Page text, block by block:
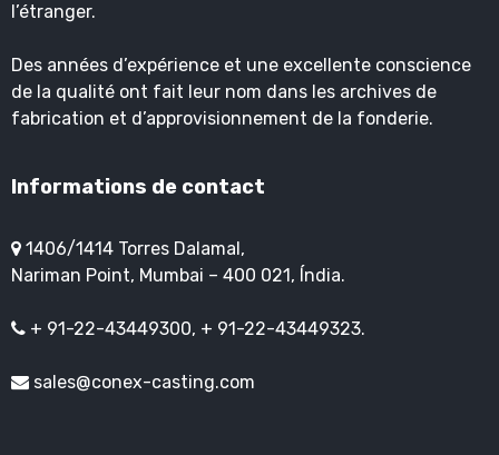
l’étranger.
Des années d’expérience et une excellente conscience
de la qualité ont fait leur nom dans les archives de
fabrication et d’approvisionnement de la fonderie.
Informations de contact
1406/1414 Torres Dalamal,
Nariman Point, Mumbai – 400 021, Índia.
+ 91-22-43449300, + 91-22-43449323.
sales@conex-casting.com